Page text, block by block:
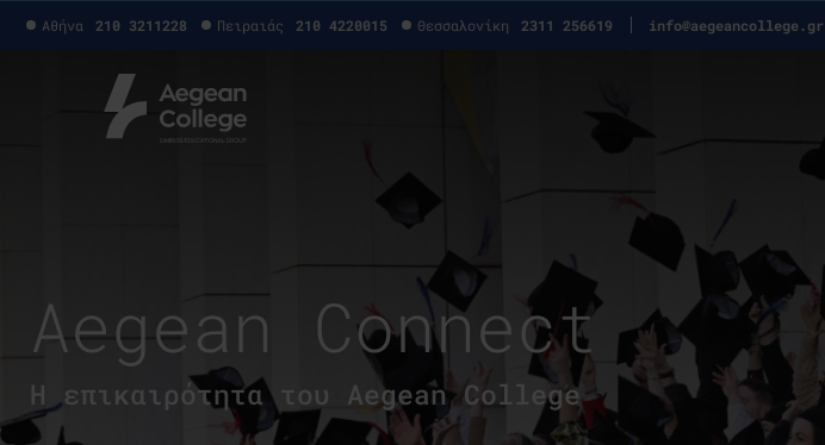
Αθήνα 210 3211228 Πειραιάς 210 4220015 Θεσσαλονίκη 2311 256619 info@aegeancollege.gr
Aegean Connect
H επικαιρότητα του Aegean College